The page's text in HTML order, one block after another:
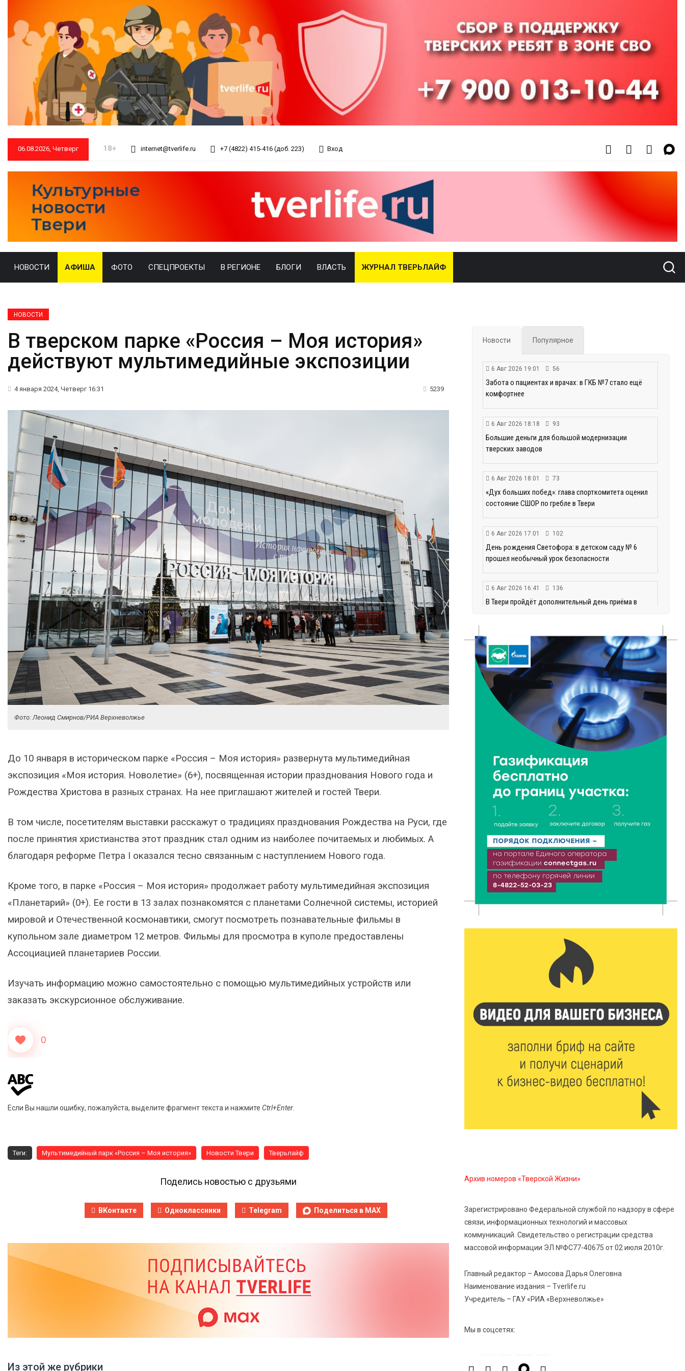
06.08.2026, Четверг 18+ internet@tverlife.ru +7 (4822) 415-416 (доб. 223) Вход
НОВОСТИ АФИША ФОТО СПЕЦПРОЕКТЫ В РЕГИОНЕ БЛОГИ ВЛАСТЬ ЖУРНАЛ ТВЕРЬЛАЙФ
НОВОСТИ
В тверском парке «Россия – Моя история»
действуют мультимедийные экспозиции
4 января 2024, Четверг 16:31 5239
Фото: Леонид Смирнов/РИА Верхневолжье
До 10 января в историческом парке «Россия – Моя история» развернута мультимедийная
экспозиция «Моя история. Новолетие» (6+), посвященная истории празднования Нового года и
Рождества Христова в разных странах. На нее приглашают жителей и гостей Твери.
В том числе, посетителям выставки расскажут о традициях празднования Рождества на Руси, где
после принятия христианства этот праздник стал одним из наиболее почитаемых и любимых. А
благодаря реформе Петра I оказался тесно связанным с наступлением Нового года.
Кроме того, в парке «Россия – Моя история» продолжает работу мультимедийная экспозиция
«Планетарий» (0+). Ее гости в 13 залах познакомятся с планетами Солнечной системы, историей
мировой и Отечественной космонавтики, смогут посмотреть познавательные фильмы в
купольном зале диаметром 12 метров. Фильмы для просмотра в куполе предоставлены
Ассоциацией планетариев России.
Изучать информацию можно самостоятельно с помощью мультимедийных устройств или
заказать экскурсионное обслуживание.
0
Если Вы нашли ошибку, пожалуйста, выделите фрагмент текста и нажмите Ctrl+Enter
Теги: Мультимедийный парк «Россия – Моя история» Новости Твери Тверьлайф
Поделись новостью с друзьями
ВКонтакте Одноклассники Telegram Поделиться в MAX
Из этой же рубрики
Новости Популярное
6 Авг 2026 19:01 56
Забота о пациентах и врачах: в ГКБ №7 стало ещё
комфортнее
6 Авг 2026 18:18 93
Большие деньги для большой модернизации
тверских заводов
6 Авг 2026 18:01 73
«Дух больших побед»: глава спорткомитета оценил
состояние СШОР по гребле в Твери
6 Авг 2026 17:01 102
День рождения Светофора: в детском саду № 6
прошел необычный урок безопасности
6 Авг 2026 16:41 136
В Твери пройдёт дополнительный день приёма в
67
Исследование: ежемесячная смена категорий
кешбэка создает волны спроса
6 Авг 2026 16:28 154
Тверские «Романтики» покорили Витебск своей
хореографией
Виталий Королев наградил строителей и
анонсировал новые проекты
6 Авг 2026 16:02 74
Объем выдачи ипотеки в России вырос на 38%
6 Авг 2026 16:01 114
Калининские футболисты представят Тверскую
область на всероссийском марафоне «Земля
спорта»
Голубев проверил школы и детсады Зубцова к 1
129
От Твери до Москвы: выставка художника
6 Авг 2026 14:55 119
В Твери создали соединения для кормовых
добавок, повышающие продуктивность
сельхозживотных
Рынок труда 2026: где в Тверской области самые
высокие зарплаты и как изменились доходы
Водителям автобусов в Тверской области
компенсируют ипотеку
Архив номеров «Тверской Жизни»
Зарегистрировано Федеральной службой по надзору в сфере
связи, информационных технологий и массовых
коммуникаций. Свидетельство о регистрации средства
массовой информации ЭЛ №ФС77-40675 от 02 июля 2010г.
Главный редактор – Амосова Дарья Олеговна
Наименование издания – Tverlife.ru
Учредитель – ГАУ «РИА «Верхневолжье»
Мы в соцсетях: